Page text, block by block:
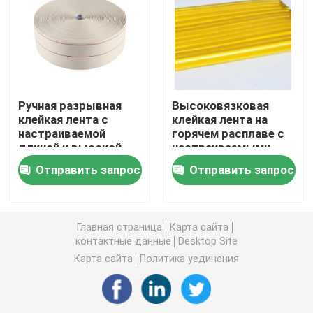
двойная, который встали на сторону лента пены
Горячий расплавьте блоки
Двойная, который встали на сторону лента ткани
Клейкая лента для переноса
Съемная клейкая лента
Ручная разрывная
клейкая лента с
настраиваемой
длиной и высокой
температурной
стойкостью для
промышленного
Отправить запрос
Высоковязковая
клейкая лента на
горячем расплаве с
настраиваемыми
размерами для
устойчивости к
высоким
Отправить запрос
Главная страница
Карта сайта
контактные данные
Desktop Site
Карта сайта
Политика уединения